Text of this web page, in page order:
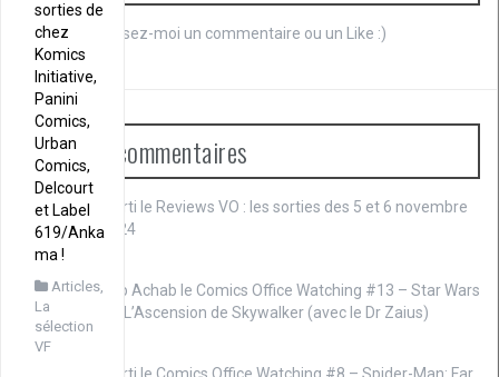
sorties de
chez
Komics
Initiative,
Panini
Comics,
Urban
Comics,
Delcourt
et Label
619/Anka
ma !
Articles,
La
sélection
VF
Je débute. Laissez-moi un commentaire ou un Like :)
Derniers commentaires
Marti le Reviews VO : les sorties des 5 et 6 novembre
2024
Cap Achab le Comics Office Watching #13 – Star Wars
IX : L’Ascension de Skywalker (avec le Dr Zaius)
Marti le Comics Office Watching #8 – Spider-Man: Far